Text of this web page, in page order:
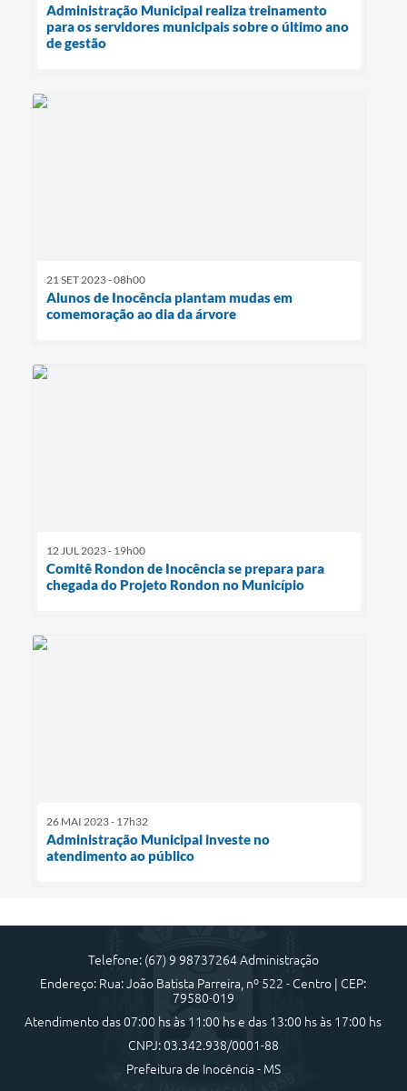
Administração Municipal realiza treinamento
para os servidores municipais sobre o último ano
de gestão
21 SET 2023 - 08h00
Alunos de Inocência plantam mudas em
comemoração ao dia da árvore
12 JUL 2023 - 19h00
Comitê Rondon de Inocência se prepara para
chegada do Projeto Rondon no Município
26 MAI 2023 - 17h32
Administração Municipal investe no
atendimento ao público
Telefone: (67) 9 98737264 Administração
Endereço: Rua: João Batista Parreira, nº 522 - Centro | CEP:
79580-019
Atendimento das 07:00 hs às 11:00 hs e das 13:00 hs às 17:00 hs
CNPJ: 03.342.938/0001-88
Prefeitura de Inocência - MS